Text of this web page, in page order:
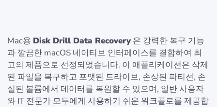
Mac용 Disk Drill Data Recovery은 강력한 복구 기능
과 깔끔한 ​​macOS 네이티브 인터페이스를 결합하여 최
고의 제품으로 선정되었습니다. 이 애플리케이션은 삭제
된 파일을 복구하고 포맷된 드라이브, 손상된 파티션, 손
실된 볼륨에서 데이터를 복원할 수 있으며, 일반 사용자
와 IT 전문가 모두에게 사용하기 쉬운 워크플로를 제공합